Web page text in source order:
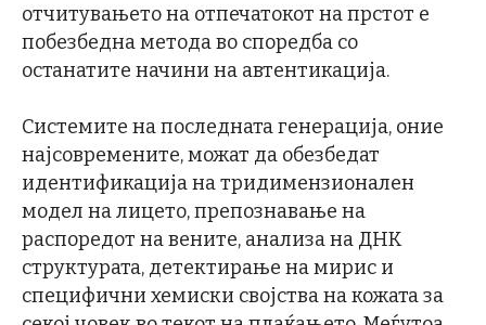
отчитувањето на отпечатокот на прстот е
побезбедна метода во споредба со
останатите начини на автентикација.
Системите на последната генерација, оние
најсовремените, можат да обезбедат
идентификација на тридимензионален
модел на лицето, препознавање на
распоредот на вените, анализа на ДНК
структурата, детектирање на мирис и
специфични хемиски својства на кожата за